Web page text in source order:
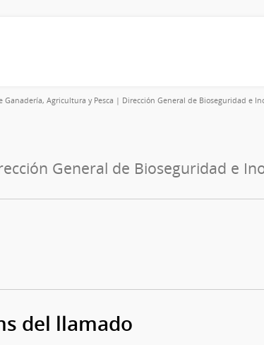
Ganadería, Agricultura y Pesca | Dirección General de Bioseguridad e
General de Bioseguridad e
del llamado